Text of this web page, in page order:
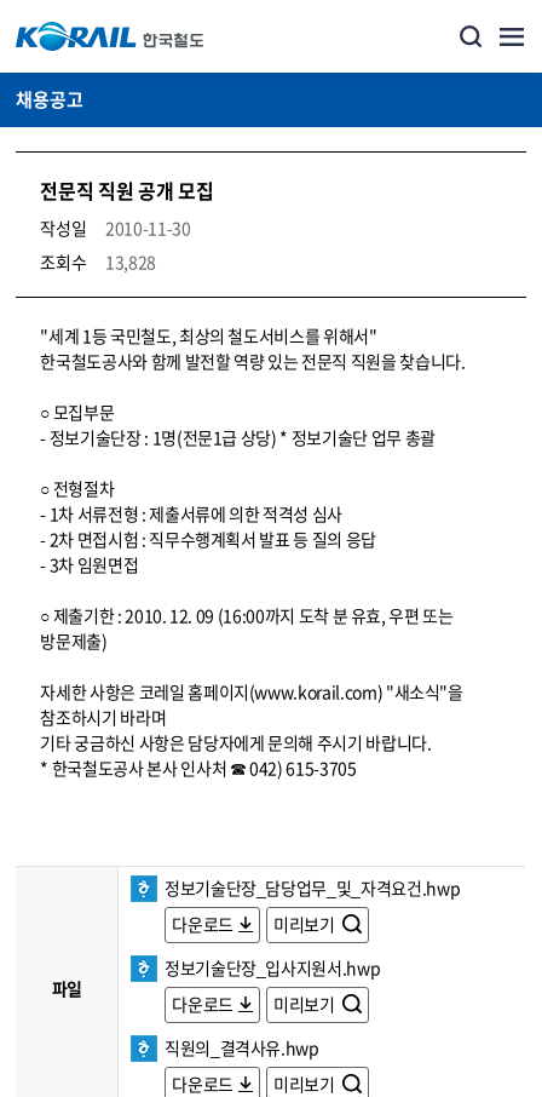
채용공고
전문직 직원 공개 모집
작성일
2010-11-30
조회수
13,828
코레일소개_경영공시_채용공고 상세보기 – 내용, 파일, 담당자 연락처로 구성
"세계 1등 국민철도, 최상의 철도서비스를 위해서"
한국철도공사와 함께 발전할 역량 있는 전문직 직원을 찾습니다.
○ 모집부문
- 정보기술단장 : 1명(전문1급 상당) * 정보기술단 업무 총괄
○ 전형절차
- 1차 서류전형 : 제출서류에 의한 적격성 심사
- 2차 면접시험 : 직무수행계획서 발표 등 질의 응답
- 3차 임원면접
○ 제출기한 : 2010. 12. 09 (16:00까지 도착 분 유효, 우편 또는
방문제출)
자세한 사항은 코레일 홈페이지(www.korail.com) "새소식"을
참조하시기 바라며
기타 궁금하신 사항은 담당자에게 문의해 주시기 바랍니다.
* 한국철도공사 본사 인사처 ☎ 042) 615-3705
파일
정보기술단장_담당업무_및_자격요건.hwp
다운로드
미리보기
정보기술단장_입사지원서.hwp
다운로드
미리보기
직원의_결격사유.hwp
다운로드
미리보기